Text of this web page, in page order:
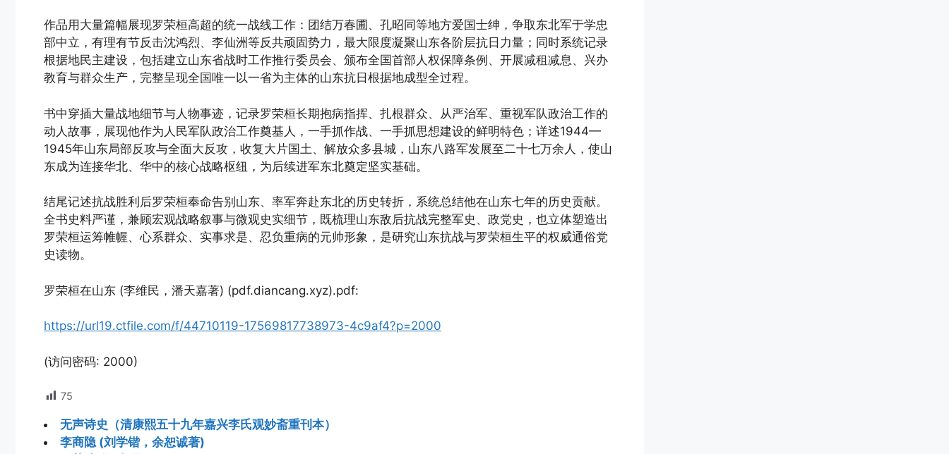
作品用大量篇幅展现罗荣桓高超的统一战线工作：团结万春圃、孔昭同等地方爱国士绅，争取东北军于学忠
部中立，有理有节反击沈鸿烈、李仙洲等反共顽固势力，最大限度凝聚山东各阶层抗日力量；同时系统记录
根据地民主建设，包括建立山东省战时工作推行委员会、颁布全国首部人权保障条例、开展减租减息、兴办
教育与群众生产，完整呈现全国唯一以一省为主体的山东抗日根据地成型全过程。
书中穿插大量战地细节与人物事迹，记录罗荣桓长期抱病指挥、扎根群众、从严治军、重视军队政治工作的
动人故事，展现他作为人民军队政治工作奠基人，一手抓作战、一手抓思想建设的鲜明特色；详述1944—
1945年山东局部反攻与全面大反攻，收复大片国土、解放众多县城，山东八路军发展至二十七万余人，使山
东成为连接华北、华中的核心战略枢纽，为后续进军东北奠定坚实基础。
结尾记述抗战胜利后罗荣桓奉命告别山东、率军奔赴东北的历史转折，系统总结他在山东七年的历史贡献。
全书史料严谨，兼顾宏观战略叙事与微观史实细节，既梳理山东敌后抗战完整军史、政党史，也立体塑造出
罗荣桓运筹帷幄、心系群众、实事求是、忍负重病的元帅形象，是研究山东抗战与罗荣桓生平的权威通俗党
史读物。
罗荣桓在山东 (李维民，潘天嘉著) (pdf.diancang.xyz).pdf:
https://url19.ctfile.com/f/44710119-17569817738973-4c9af4?p=2000
(访问密码: 2000)
75
无声诗史（清康熙五十九年嘉兴李氏观妙斋重刊本）
李商隐 (刘学锴，余恕诚著)